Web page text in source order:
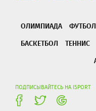
ОЛИМПИАДА ФУТБОЛ
БАСКЕТБОЛ
ТЕННИС
ПОДПИСЫВАЙТЕСЬ НА ISPORT